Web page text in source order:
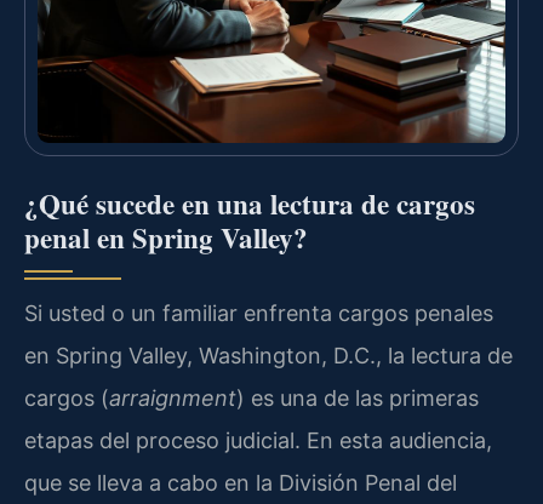
¿Qué sucede en una lectura de cargos
penal en Spring Valley?
Si usted o un familiar enfrenta cargos penales
en Spring Valley, Washington, D.C., la lectura de
cargos (arraignment) es una de las primeras
etapas del proceso judicial. En esta audiencia,
que se lleva a cabo en la División Penal del